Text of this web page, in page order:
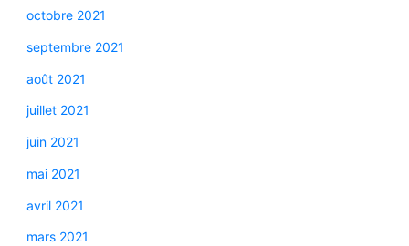
octobre 2021
septembre 2021
août 2021
juillet 2021
juin 2021
mai 2021
avril 2021
mars 2021